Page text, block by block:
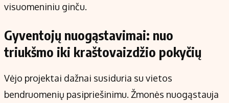
visuomeniniu ginču.
Gyventojų nuogąstavimai: nuo
triukšmo iki kraštovaizdžio pokyčių
Vėjo projektai dažnai susiduria su vietos
bendruomenių pasipriešinimu. Žmonės nuogąstauja